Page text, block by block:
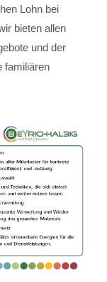
Lohn bei
bieten allen
und der
familiären